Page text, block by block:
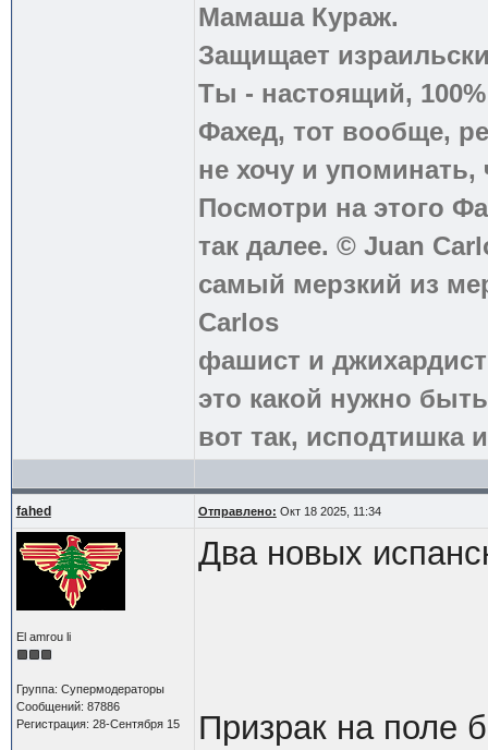
Мамаша Кураж.
Защищает
Ты - настоящий,
Фахед, тот вообще,
не хочу и
Посмотри на этого
так далее. © Juan
самый мерзкий из
Carlos
фашист и
это какой нужно
вот так, исподтишка
fahed Отправлено: Окт 18 2025, 11:34
El amrou li
Группа: Супермодераторы
Сообщений: 87886
Регистрация: 28-Сентября 15
Два новых
Призрак на поле